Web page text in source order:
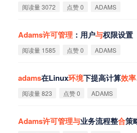
阅读量 3072 点赞 0 ADAMS
Adams许可管理 ：用户与权限设置
阅读量 1585 点赞 0 ADAMS
adams在Linux环境下提高计算效率
阅读量 823 点赞 0 ADAMS
Adams许可管理与业务流程整合策